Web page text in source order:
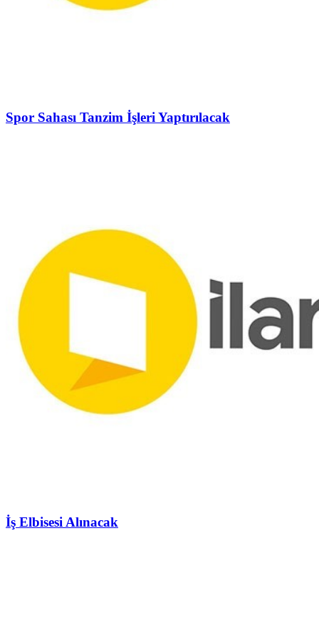
Spor Sahası Tanzim İşleri Yaptırılacak
İş Elbisesi Alınacak